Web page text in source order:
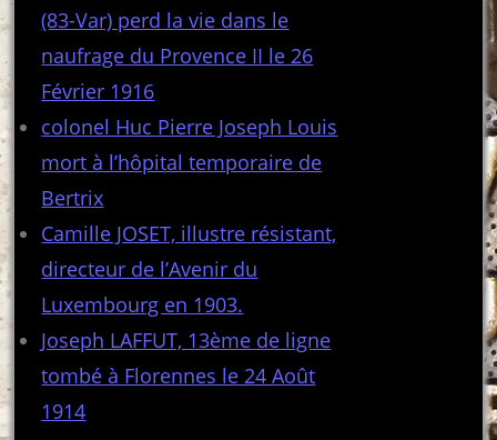
(83-Var) perd la vie dans le
naufrage du Provence II le 26
Février 1916
colonel Huc Pierre Joseph Louis
mort à l’hôpital temporaire de
Bertrix
Camille JOSET, illustre résistant,
directeur de l’Avenir du
Luxembourg en 1903.
Joseph LAFFUT, 13ème de ligne
tombé à Florennes le 24 Août
1914